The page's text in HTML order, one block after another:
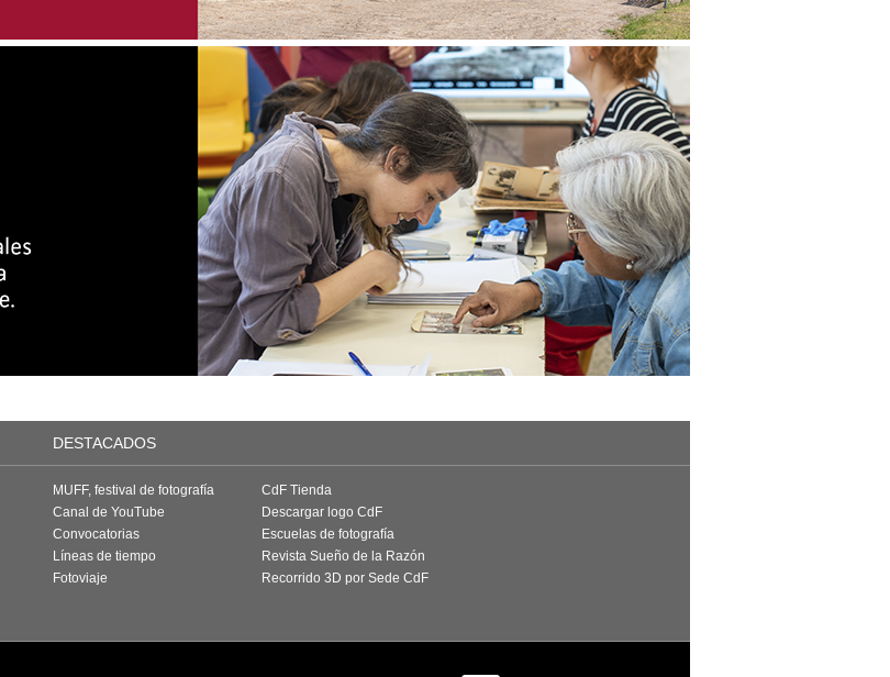
DESTACADOS
MUFF, festival de fotografía
Canal de YouTube
Convocatorias
Líneas de tiempo
Fotoviaje
CdF Tienda
Descargar logo CdF
Escuelas de fotografía
Revista Sueño de la Razón
Recorrido 3D por Sede CdF